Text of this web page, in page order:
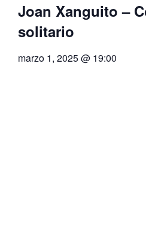
Joan Xanguito –
solitario
marzo 1, 2025 @ 19:00